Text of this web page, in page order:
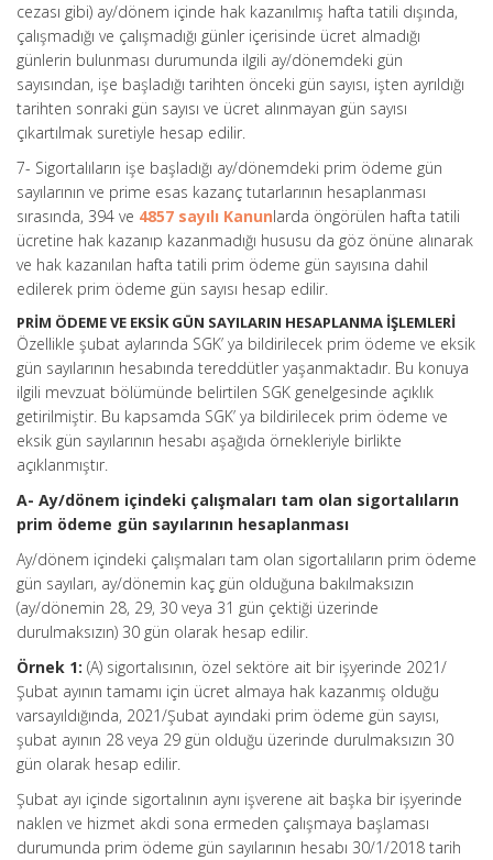
cezası gibi) ay/dönem içinde hak kazanılmış hafta tatili dışında,
çalışmadığı ve çalışmadığı günler içerisinde ücret almadığı
günlerin bulunması durumunda ilgili ay/dönemdeki gün
sayısından, işe başladığı tarihten önceki gün sayısı, işten ayrıldığı
tarihten sonraki gün sayısı ve ücret alınmayan gün sayısı
çıkartılmak suretiyle hesap edilir.
7- Sigortalıların işe başladığı ay/dönemdeki prim ödeme gün
sayılarının ve prime esas kazanç tutarlarının hesaplanması
sırasında, 394 ve 4857 sayılı Kanunlarda öngörülen hafta tatili
ücretine hak kazanıp kazanmadığı hususu da göz önüne alınarak
ve hak kazanılan hafta tatili prim ödeme gün sayısına dahil
edilerek prim ödeme gün sayısı hesap edilir.
PRİM ÖDEME VE EKSİK GÜN SAYILARIN HESAPLANMA İŞLEMLERİ
Özellikle şubat aylarında SGK’ ya bildirilecek prim ödeme ve eksik
gün sayılarının hesabında tereddütler yaşanmaktadır. Bu konuya
ilgili mevzuat bölümünde belirtilen SGK genelgesinde açıklık
getirilmiştir. Bu kapsamda SGK’ ya bildirilecek prim ödeme ve
eksik gün sayılarının hesabı aşağıda örnekleriyle birlikte
açıklanmıştır.
A- Ay/dönem içindeki çalışmaları tam olan sigortalıların
prim ödeme gün sayılarının hesaplanması
Ay/dönem içindeki çalışmaları tam olan sigortalıların prim ödeme
gün sayıları, ay/dönemin kaç gün olduğuna bakılmaksızın
(ay/dönemin 28, 29, 30 veya 31 gün çektiği üzerinde
durulmaksızın) 30 gün olarak hesap edilir.
Örnek 1: (A) sigortalısının, özel sektöre ait bir işyerinde 2021/
Şubat ayının tamamı için ücret almaya hak kazanmış olduğu
varsayıldığında, 2021/Şubat ayındaki prim ödeme gün sayısı,
şubat ayının 28 veya 29 gün olduğu üzerinde durulmaksızın 30
gün olarak hesap edilir.
Şubat ayı içinde sigortalının aynı işverene ait başka bir işyerinde
naklen ve hizmet akdi sona ermeden çalışmaya başlaması
durumunda prim ödeme gün sayılarının hesabı 30/1/2018 tarih